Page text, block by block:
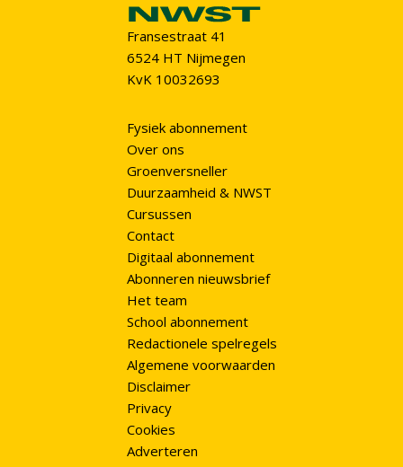
Fransestraat 41
6524 HT Nijmegen
KvK 10032693
Fysiek abonnement
Over ons
Groenversneller
Duurzaamheid & NWST
Cursussen
Contact
Digitaal abonnement
Abonneren nieuwsbrief
Het team
School abonnement
Redactionele spelregels
Algemene voorwaarden
Disclaimer
Privacy
Cookies
Adverteren